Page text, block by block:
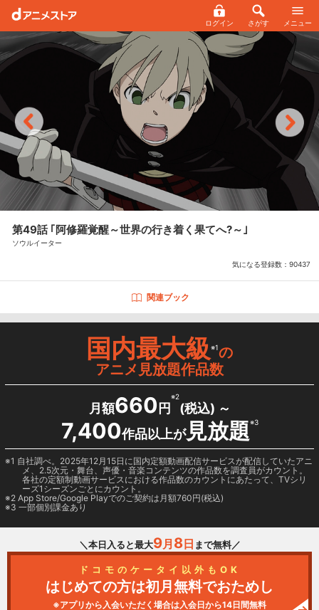
ログイン さがす メニュー
第49話 ｢阿修羅覚醒～世界の行き着く果てへ?～｣
ソウルイーター
気になる登録数： 90437
関連ブック
国内最大級※1の
アニメ見放題作品数
月額660 円
※2
(税込) ～
7,400作品以上が見放題※3
1 自社調べ。2025年12月15日に国内定額動画配信サービスが配信していたアニ
メ、2.5次元・舞台、声優・音楽コンテンツの作品数を調査員がカウント。
各社の定額制動画サービスにおける作品数のカウントにあたって、TVシリ
ーズ1シーズンごとにカウント。
2 App Store/Google Playでのご契約は月額760円(税込)
3 一部個別課金あり
＼本日入ると最大9月 8日 まで無料／
ドコモのケータイ以外もOK
はじめての方は初月無料でおためし
※アプリから入会いただく場合は入会日から14日間無料